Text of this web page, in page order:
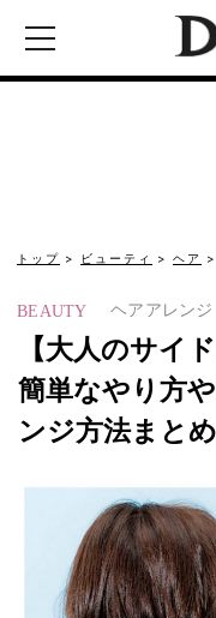
トップ ビューティ ヘア
BEAUTY ヘアアレンジ
【大人のサイ
簡単なやり方
ンジ方法まとめ